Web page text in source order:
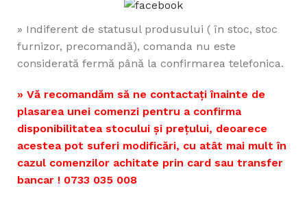
» Indiferent de statusul produsului ( în stoc, stoc
furnizor, precomandă), comanda nu este
considerată fermă până la confirmarea telefonica.
» Vă recomandăm să ne contactați înainte de
plasarea unei comenzi pentru a confirma
disponibilitatea stocului și prețului, deoarece
acestea pot suferi modificări, cu atât mai mult în
cazul comenzilor achitate prin card sau transfer
bancar ! 0733 035 008